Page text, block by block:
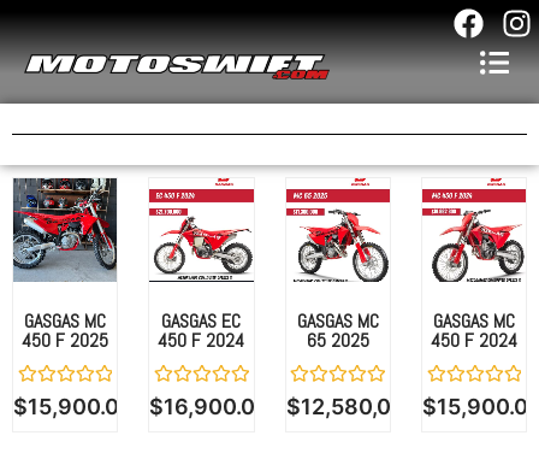
F
a
b
o
o
k
I
n
a
g
r
a
m
GASGAS MC
450 F 2025
Valorado
con
$15,900.00
GASGAS EC
450 F 2024
Valorado
con
$16,900.00
GASGAS MC
65 2025
Valorado
con
$12,580,000.00
GASGAS MC
450 F 2024
Valorado
con
$